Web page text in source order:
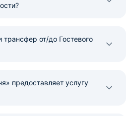
трансфер от/до Гостевого
предоставляет услугу